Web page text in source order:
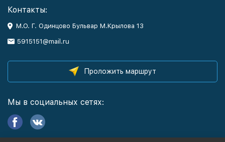
Контакты:
М.О. Г. Одинцово Бульвар М.Крылова 13
5915151@mail.ru
Проложить маршрут
Мы в социальных сетях: